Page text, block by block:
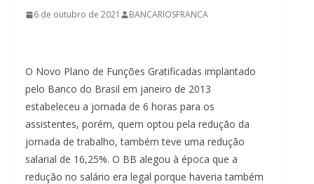
6 de outubro de 2021 BANCARIOSFRANCA
O Novo Plano de Funções Gratificadas implantado
pelo Banco do Brasil em janeiro de 2013
estabeleceu a jornada de 6 horas para os
assistentes, porém, quem optou pela redução da
jornada de trabalho, também teve uma redução
salarial de 16,25%. O BB alegou à época que a
redução no salário era legal porque haveria também